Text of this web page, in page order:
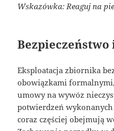
Wskazówka: Reaguj na
Eksploatacja zbiornika
obowiązkami
umowy na wywóz
potwierdzeń
coraz częściej obejmują